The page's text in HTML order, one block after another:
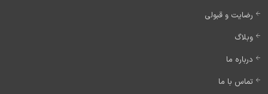
رضایت و قبولی
وبلاگ
درباره ما
تماس با ما